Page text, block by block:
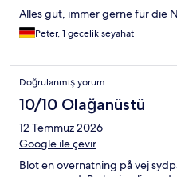
Alles gut, immer gerne für die
Peter, 1 gecelik seyahat
Doğrulanmış yorum
10/10 Olağanüstü
12 Temmuz 2026
Google ile çevir
Blot en overnatning på vej